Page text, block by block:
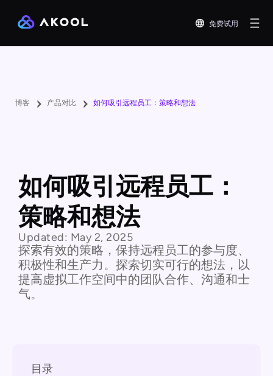
免费试用
博客 产品对比 如何吸引远程员工：策略和想法
如何吸引远程员工：
策略和想法
Updated: May 2, 2025
探索有效的策略，保持远程员工的参与度、
积极性和生产力。探索切实可行的想法，以
提高虚拟工作空间中的团队合作、沟通和士
气。
目录